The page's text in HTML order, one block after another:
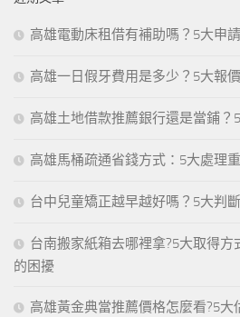
高雄電動床租借有補助嗎？5大申
高雄一日假牙費用是多少？5大報
高雄土地借款推薦銀行還是當鋪？
高雄馬桶疏通省錢方式：5大處理
台中兒童矯正越早越好嗎？5大判
台南搬家紙箱去哪裡拿?5大取得方
的困擾
高雄黃金典當推薦價格怎麼看?5